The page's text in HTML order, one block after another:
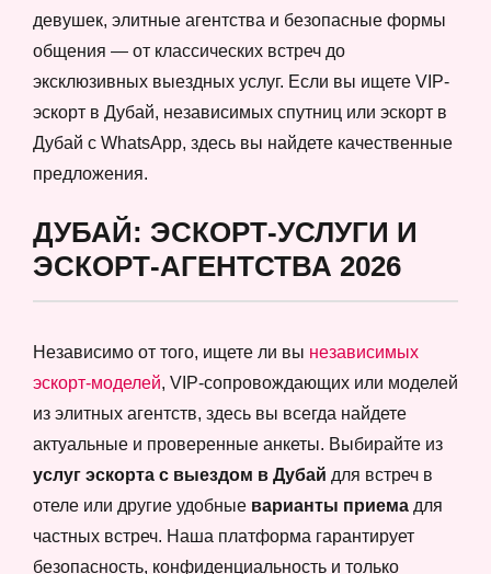
девушек, элитные агентства и безопасные формы
общения — от классических встреч до
эксклюзивных выездных услуг. Если вы ищете VIP-
эскорт в Дубай, независимых спутниц или эскорт в
Дубай с WhatsApp, здесь вы найдете качественные
предложения.
ДУБАЙ: ЭСКОРТ-УСЛУГИ И
ЭСКОРТ-АГЕНТСТВА 2026
Независимо от того, ищете ли вы независимых
эскорт-моделей, VIP-сопровождающих или моделей
из элитных агентств, здесь вы всегда найдете
актуальные и проверенные анкеты. Выбирайте из
услуг эскорта с выездом в Дубай для встреч в
отеле или другие удобные варианты приема для
частных встреч. Наша платформа гарантирует
безопасность, конфиденциальность и только